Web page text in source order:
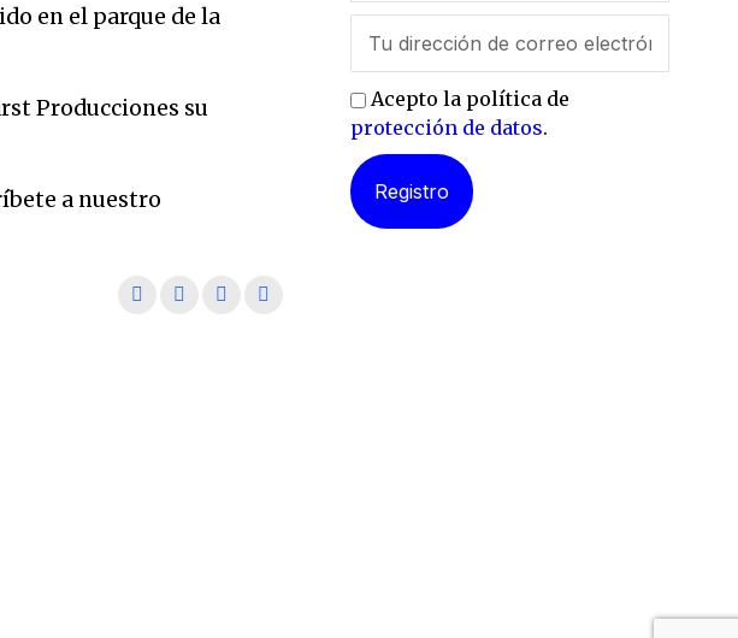
en el parque de la
Producciones su
a nuestro
Acepto la política de
protección de datos.